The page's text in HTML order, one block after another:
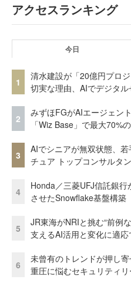
アクセスランキング
今日
1
清水建設が「20億円プロ
切実な理由、AIでデジタ
2
みずほFGがAIエージェン
「Wiz Base」で最大70%
3
AIでシニアが無双状態、
チュア トップコンサルタ
4
Honda／三菱UFJ信託銀行
させたSnowflake基盤構築
5
JR東海がNRIと挑む“前例
支えるAI活用と変化に適
6
未曾有のトレンドが押し
重圧に悩むセキュリティ